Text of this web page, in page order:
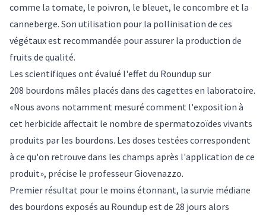
comme la tomate, le poivron, le bleuet, le concombre et la
canneberge. Son utilisation pour la pollinisation de ces
végétaux est recommandée pour assurer la production de
fruits de qualité.
Les scientifiques ont évalué l'effet du Roundup sur
208 bourdons mâles placés dans des cagettes en laboratoire.
«Nous avons notamment mesuré comment l'exposition à
cet herbicide affectait le nombre de spermatozoïdes vivants
produits par les bourdons. Les doses testées correspondent
à ce qu'on retrouve dans les champs après l'application de ce
produit», précise le professeur Giovenazzo.
Premier résultat pour le moins étonnant, la survie médiane
des bourdons exposés au Roundup est de 28 jours alors